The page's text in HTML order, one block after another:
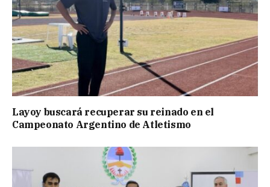
Layoy buscará recuperar su reinado en el
Campeonato Argentino de Atletismo